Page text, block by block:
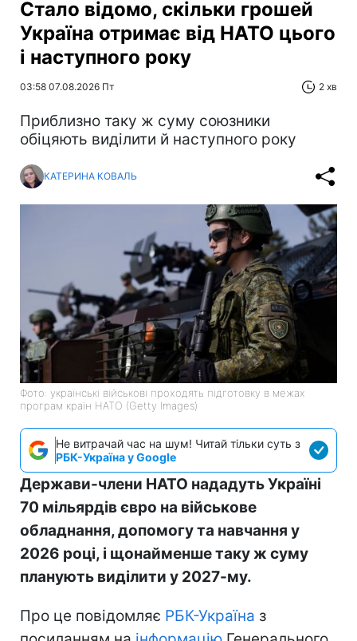
Стало відомо, скільки грошей
Україна отримає від НАТО цього
і наступного року
03:58 07.08.2026 Пт 2 хв
Приблизно таку ж суму союзники
обіцяють виділити й наступного року
КАТЕРИНА КОВАЛЬ
Фото: українські військові проходять підготовку в межах
програм країн НАТО (Getty Images)
Не витрачай час на шум! Читай тільки суть з
РБК-Україна у Google
Держави-члени НАТО нададуть Україні
70 мільярдів євро на військове
обладнання, допомогу та навчання у
2026 році, і щонайменше таку ж суму
планують виділити у 2027-му.
Про це повідомляє РБК-Україна з